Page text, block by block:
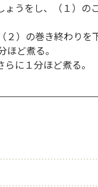
ょうをし、（１）の
２）の巻き終わり
ほど煮る。
に１分ほど煮る。